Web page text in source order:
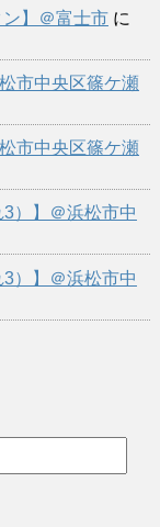
】＠富士市に
市中央区篠ケ瀬
市中央区篠ケ瀬
）】＠浜松市中
）】＠浜松市中